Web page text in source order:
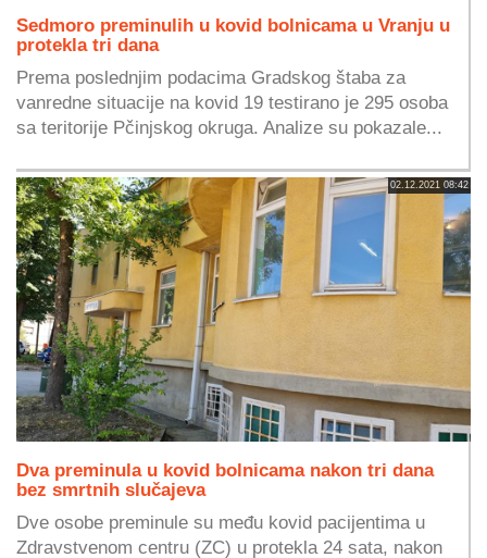
Sedmoro preminulih u kovid bolnicama u Vranju u
protekla tri dana
Prema poslednjim podacima Gradskog štaba za
vanredne situacije na kovid 19 testirano je 295 osoba
sa teritorije Pčinjskog okruga. Analize su pokazale...
02.12.2021 08:42
Dva preminula u kovid bolnicama nakon tri dana
bez smrtnih slučajeva
Dve osobe preminule su među kovid pacijentima u
Zdravstvenom centru (ZC) u protekla 24 sata, nakon